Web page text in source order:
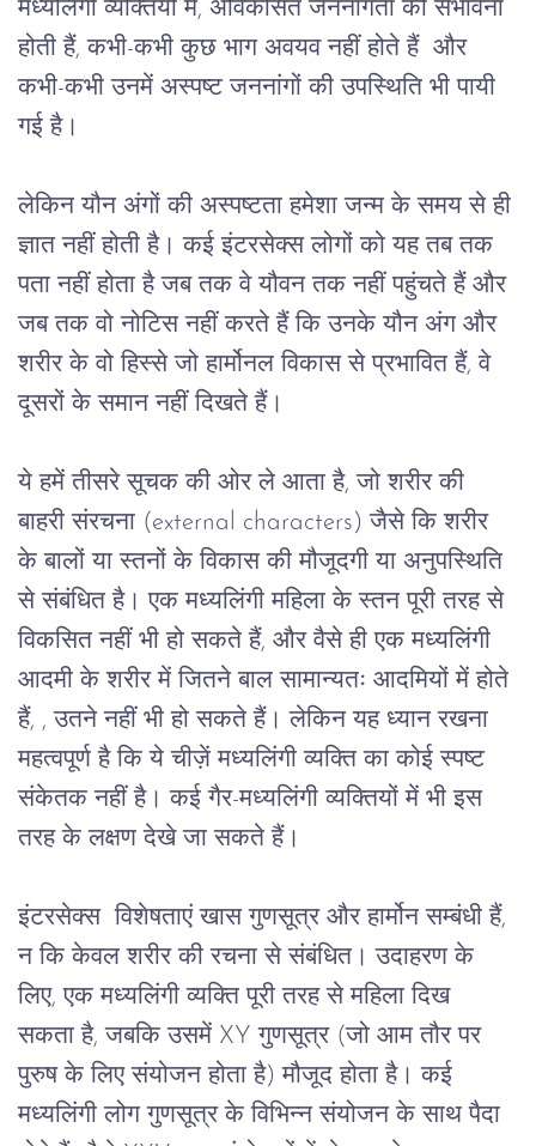
मध्यलिंगी व्यक्तियों में, अविकसित जननांगता की संभावना
होती हैं, कभी-कभी कुछ भाग अवयव नहीं होते हैं और
कभी-कभी उनमें अस्पष्ट जननांगों की उपस्थिति भी पायी
गई है।
लेकिन यौन अंगों की अस्पष्टता हमेशा जन्म के समय से ही
ज्ञात नहीं होती है। कई इंटरसेक्स लोगों को यह तब तक
पता नहीं होता है जब तक वे यौवन तक नहीं पहुंचते हैं और
जब तक वो नोटिस नहीं करते हैं कि उनके यौन अंग और
शरीर के वो हिस्से जो हार्मोनल विकास से प्रभावित हैं, वे
दूसरों के समान नहीं दिखते हैं।
ये हमें तीसरे सूचक की ओर ले आता है, जो शरीर की
बाहरी संरचना (external characters) जैसे कि शरीर
के बालों या स्तनों के विकास की मौजूदगी या अनुपस्थिति
से संबंधित है। एक मध्यलिंगी महिला के स्तन पूरी तरह से
विकसित नहीं भी हो सकते हैं, और वैसे ही एक मध्यलिंगी
आदमी के शरीर में जितने बाल सामान्यतः आदमियों में होते
हैं, , उतने नहीं भी हो सकते हैं। लेकिन यह ध्यान रखना
महत्वपूर्ण है कि ये चीज़ें मध्यलिंगी व्यक्ति का कोई स्पष्ट
संकेतक नहीं है। कई गैर-मध्यलिंगी व्यक्तियों में भी इस
तरह के लक्षण देखे जा सकते हैं।
इंटरसेक्स विशेषताएं खास गुणसूत्र और हार्मोन सम्बंधी हैं,
न कि केवल शरीर की रचना से संबंधित। उदाहरण के
लिए, एक मध्यलिंगी व्यक्ति पूरी तरह से महिला दिख
सकता है, जबकि उसमें XY गुणसूत्र (जो आम तौर पर
पुरुष के लिए संयोजन होता है) मौजूद होता है। कई
मध्यलिंगी लोग गुणसूत्र के विभिन्न संयोजन के साथ पैदा